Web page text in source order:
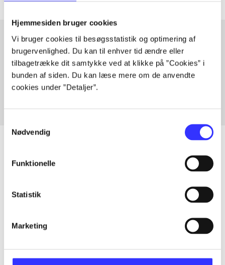
Hjemmesiden bruger cookies
Vi bruger cookies til besøgsstatistik og optimering af
brugervenlighed. Du kan til enhver tid ændre eller
tilbagetrække dit samtykke ved at klikke på ”Cookies” i
bunden af siden. Du kan læse mere om de anvendte
cookies under ”Detaljer”.
Nødvendig
Funktionelle
Statistik
Marketing
Artikler med samme emner
Fra